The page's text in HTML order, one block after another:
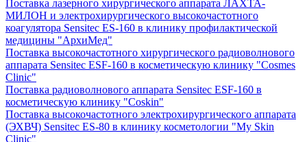
Поставка лазерного хирургического аппарата ЛАХТА-
МИЛОН и электрохирургического высокочастотного
коагулятора Sensitec ES-160 в клинику профилактической
медицины "АрхиМед"
Поставка высокочастотного хирургического радиоволнового
аппарата Sensitec ESF-160 в косметическую клинику "Cosmes
Clinic"
Поставка радиоволнового аппарата Sensitec ESF-160 в
косметическую клинику "Coskin"
Поставка высокочастотного электрохирургического аппарата
(ЭХВЧ) Sensitec ES-80 в клинику косметологии "My Skin
Clinic"